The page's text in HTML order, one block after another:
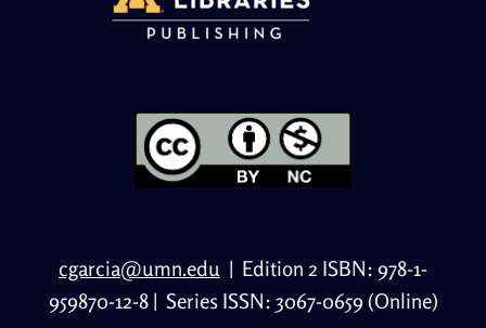
cgarcia@umn.edu | Edition 2 ISBN: 978-1-
959870-12-8| Series ISSN: 3067-0659 (Online)